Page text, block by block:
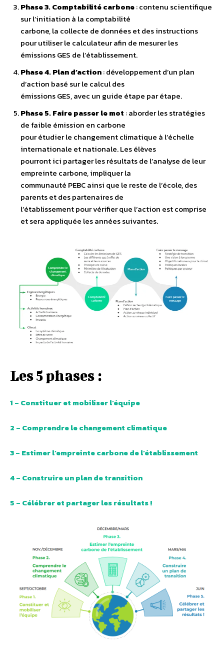
Phase 3. Comptabilité carbone: contenu scientifique
sur l’initiation à la comptabilité
carbone, la collecte de données et des instructions
pour utiliser le calculateur afin de mesurer les
émissions GES de l’établissement.
Phase 4. Plan d’action: développement d’un plan
d’action basé sur le calcul des
émissions GES, avec un guide étape par étape.
Phase 5. Faire passer le mot : aborder les stratégies
de faible émission en carbone
pour étudier le changement climatique à l’échelle
internationale et nationale. Les élèves
pourront ici partager les résultats de l’analyse de leur
empreinte carbone, impliquer la
communauté PEBC ainsi que le reste de l’école, des
parents et des partenaires de
l’établissement pour vérifier que l’action est comprise
et sera appliquée les années suivantes.
Les 5 phases :
1 – Constituer et mobiliser l’équipe
2 – Comprendre le changement climatique
3 – Estimer l’empreinte carbone de l’établissement
4 – Construire un plan de transition
5 – Célébrer et partager les résultats !